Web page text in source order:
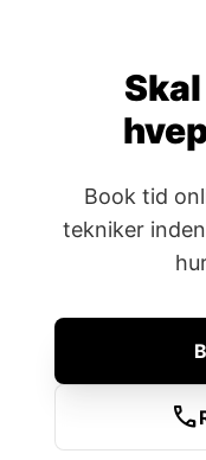
Book tid
tekniker
call